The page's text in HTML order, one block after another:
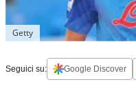
Getty
Seguici su: Google Discover